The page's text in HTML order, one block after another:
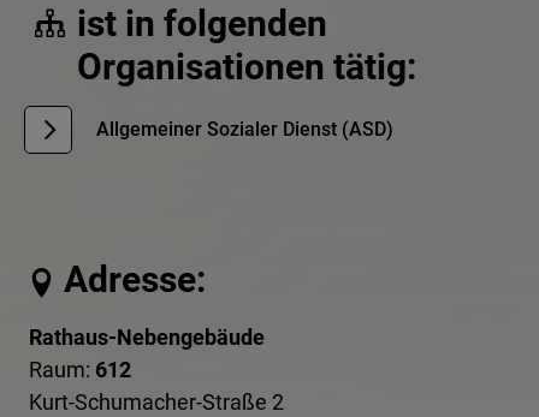
ist in folgenden
Organisationen tätig:
Allgemeiner Sozialer Dienst (ASD)
Adresse:
Rathaus-Nebengebäude
Raum: 612
Kurt-Schumacher-Straße 2